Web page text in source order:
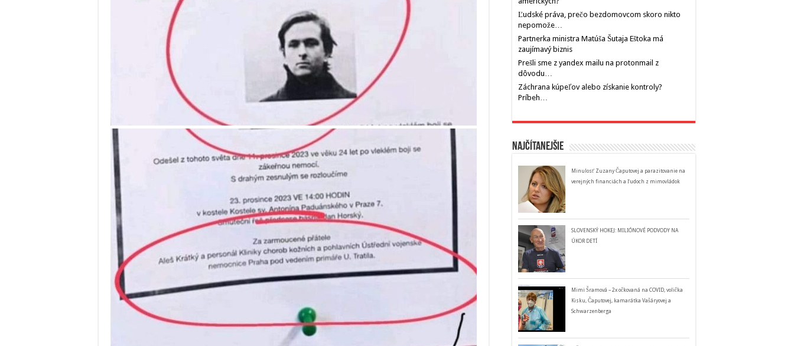
Ľudské práva, prečo bezdomovcom skoro nikto
nepomože…
Partnerka ministra Matúša Šutaja Eštoka má
zaujímavý biznis
Prešli sme z yandex mailu na protonmail z
dôvodu…
Záchrana kúpeľov alebo získanie kontroly?
Príbeh…
Najčítanejšie
Minulosť Zuzany Čaputovej a parazitovanie na
verejných financiách a ľudoch z mimovládok
SLOVENSKÝ HOKEJ: MILIÓNOVÉ PODVODY NA
ÚKOR DETÍ
Mimi Šramová – 2x očkovaná na COVID, volička
Kisku, Čaputovej, kamarátka Vašáryovej a
Schwarzenberga